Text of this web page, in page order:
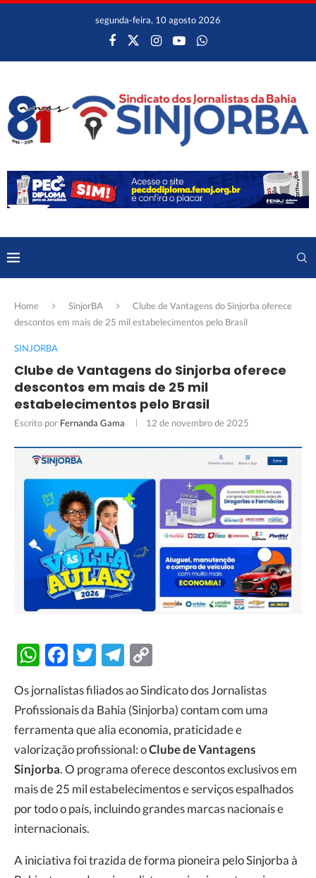
segunda-feira, 10 agosto 2026
Home SinjorBA
Clube de Vantagens do Sinjorba oferece
descontos em mais de 25 mil estabelecimentos pelo Brasil
SINJORBA
Clube de Vantagens do Sinjorba oferece
descontos em mais de 25 mil
estabelecimentos pelo Brasil
Escrito por Fernanda Gama 12 de novembro de 2025
WhatsApp
Facebook
TwitterTelegram
Os jornalistas filiados ao Sindicato dos Jornalistas
Profissionais da Bahia (Sinjorba) contam com uma
ferramenta que alia economia, praticidade e
valorização profissional: oClube de Vantagens
Sinjorba. O programa oferece descontos exclusivos em
mais de 25 mil estabelecimentos e serviços espalhados
por todo o país, incluindo grandes marcas nacionais e
internacionais.
A iniciativa foi trazida de forma pioneira pelo Sinjorba à